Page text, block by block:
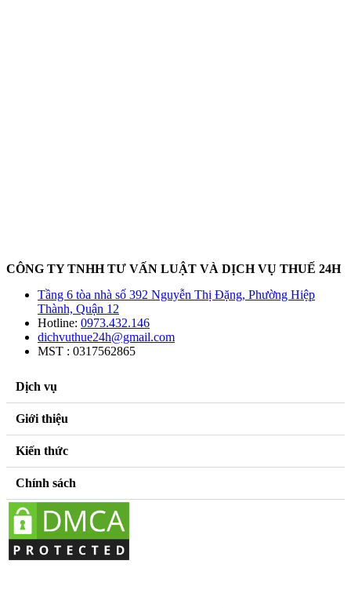
CÔNG TY TNHH TƯ VẤN LUẬT VÀ DỊCH VỤ THUẾ 24H
Tầng 6 tòa nhà số 392 Nguyễn Thị Đặng, Phường Hiệp
Thành, Quận 12
Hotline: 0973.432.146
dichvuthue24h@gmail.com
MST : 0317562865
Dịch vụ
Giới thiệu
Kiến thức
Chính sách